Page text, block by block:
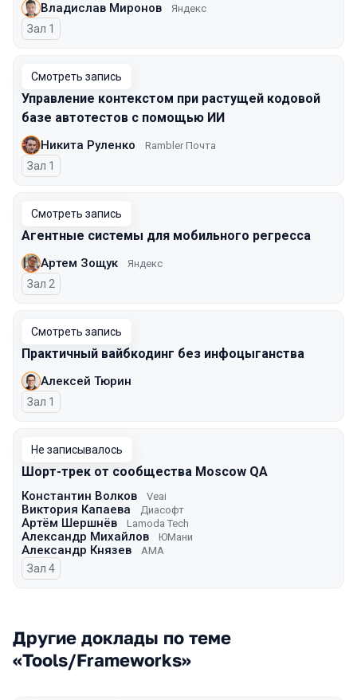
Владислав Миронов Яндекс
Зал 1
Смотреть запись
Управление контекстом при растущей кодовой
базе автотестов с помощью ИИ
Никита Руленко Rambler Почта
Зал 1
Смотреть запись
Агентные системы для мобильного регресса
Артем Зощук Яндекс
Зал 2
Смотреть запись
Практичный вайбкодинг без инфоцыганства
Алексей Тюрин
Зал 1
Не записывалось
Шорт-трек от сообщества Moscow QA
Константин Волков Veai
Виктория Капаева Диасофт
Артём Шершнёв Lamoda Tech
Александр Михайлов ЮМани
Александр Князев AMA
Зал 4
Другие доклады по теме
«Tools/Frameworks»